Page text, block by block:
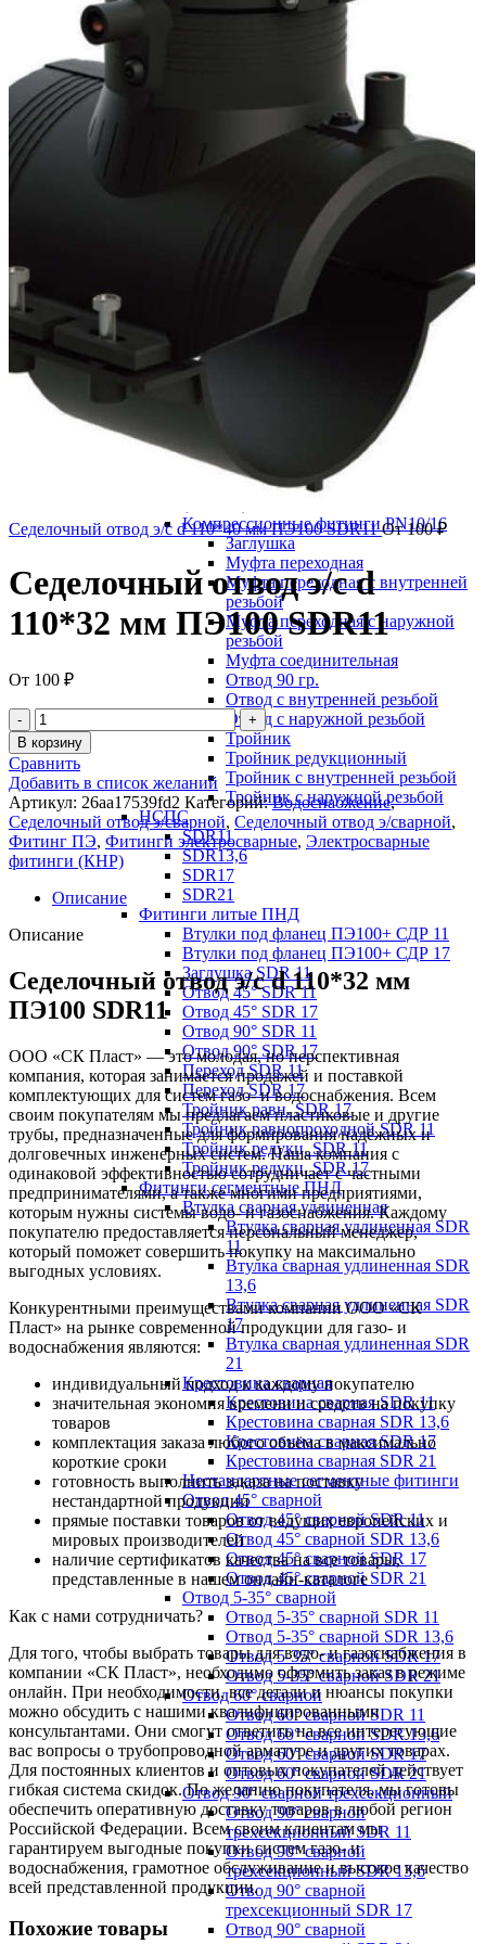
Муфта ДРК для ПЭ труб
Муфта ДРК универсальная
Седелки фланцевые
Соединительная муфта ПФРК
Муфта ПФРК для ПЭ труб
Муфта ПФРК удлинённая
Муфта ПФРК универсальная
Трубы ПНД (ПЭ) напорные/безнапорные
Безнапорные трубы (Корсис)
Муфты для безнапорных труб ПНД
Трубы КОРСИС гофрированные для
Фитинги для безнапорных труб ПНД
Напорные трубы
Трубы SDR 11 ( 16 атмосфер )
Трубы SDR 13,6 ( 12 атмосфер )
Трубы SDR 17 ( 10 атмосфер )
Трубы SDR 21 ( 8 атмосфер )
Трубы SDR 26 (6 атмосфер )
Фитинг ПЭ
Компрессионные фитинги
Компрессионные фитинги "Astore"
Компрессионные фитинги PN10/16
Заглушка
Муфта переходная
Муфта переходная с внутренней
резьбой
Муфта переходная с наружной
резьбой
Муфта соединительная
Отвод 90 гр.
Отвод с внутренней резьбой
Отвод с наружной резьбой
Тройник
Тройник редукционный
Тройник с внутренней резьбой
Тройник с наружной резьбой
НСПС
SDR11
SDR13,6
SDR17
SDR21
Фитинги литые ПНД
Втулки под фланец ПЭ100+ СДР 11
Втулки под фланец ПЭ100+ СДР 17
Заглушка SDR 11
Отвод 45° SDR 11
Отвод 45° SDR 17
Отвод 90° SDR 11
Отвод 90° SDR 17
Переход SDR 11
Переход SDR 17
Тройник равн. SDR 17
Тройник равнопроходной SDR 11
Тройник редукц. SDR 11
Тройник редукц. SDR 17
Фитинги сегментные ПНД
Втулка сварная удлиненная
Втулка сварная удлиненная SDR
11
Втулка сварная удлиненная SDR
13,6
Втулка сварная удлиненная SDR
17
Втулка сварная удлиненная SDR
21
Крестовина сварная
Крестовина сварная SDR 11
Крестовина сварная SDR 13,6
Крестовина сварная SDR 17
Крестовина сварная SDR 21
Нестандартные сегментные фитинги
Отвод 45° сварной
Отвод 45° сварной SDR 11
Отвод 45° сварной SDR 13,6
Отвод 45° сварной SDR 17
Отвод 45° сварной SDR 21
Отвод 5-35° сварной
Отвод 5-35° сварной SDR 11
Отвод 5-35° сварной SDR 13,6
Отвод 5-35° сварной SDR 17
Отвод 5-35° сварной SDR 21
Отвод 60° сварной
Отвод 60° сварной SDR 11
Отвод 60° сварной SDR 13,6
Отвод 60° сварной SDR 17
Отвод 60° сварной SDR 21
Отвод 90° сварной трехсекционный
Отвод 90° сварной
трехсекционный SDR 11
Отвод 90° сварной
трехсекционный SDR 13,6
Отвод 90° сварной
трехсекционный SDR 17
Отвод 90° сварной
Седелочный отвод э/с d 110*40 мм ПЭ100 SDR11От100₽
Седелочный отвод э/с d
110*32 мм ПЭ100 SDR11
От 100 ₽
В корзину
Сравнить
Добавить в список желаний
Артикул: 26aa17539fd2 Категорий: Водоснабжение,
Седелочный отвод э/сварной, Седелочный отвод э/сварной,
Фитинг ПЭ, Фитинги электросварные, Электросварные
фитинги (КНР)
Описание
Описание
Седелочный отвод э/с d 110*32 мм
ПЭ100 SDR11
ООО «СК Пласт» — это молодая, но перспективная
компания, которая занимается продажей и поставкой
комплектующих для систем газо- и водоснабжения. Всем
своим покупателям мы предлагаем пластиковые и другие
трубы, предназначенные для формирования надёжных и
долговечных инженерных систем. Наша компания с
одинаковой эффективностью сотрудничает с частными
предпринимателями, а также многими предприятиями,
которым нужны системы водо- и газоснабжения. Каждому
покупателю предоставляется персональный менеджер,
который поможет совершить покупку на максимально
выгодных условиях.
Конкурентными преимуществами компании ООО «СК
Пласт» на рынке современной продукции для газо- и
водоснабжения являются:
индивидуальный подход к каждому покупателю
значительная экономия времени и средств на покупку
товаров
комплектация заказа любого объёма в максимально
короткие сроки
готовность выполнить заказа на поставку
нестандартной продукции
прямые поставки товаров от ведущих европейских и
мировых производителей
наличие сертификатов качества на все товары,
представленные в нашем онлайн-каталоге
Как с нами сотрудничать?
Для того, чтобы выбрать товары для водо- и газоснабжения в
компании «СК Пласт», необходимо оформить заказ в режиме
онлайн. При необходимости, все детали и нюансы покупки
можно обсудить с нашими квалифицированными
консультантами. Они смогут ответить на все интересующие
вас вопросы о трубопроводной арматуре и других товарах.
Для постоянных клиентов и оптовых покупателей действует
гибкая система скидок. По желанию покупателя, мы готовы
обеспечить оперативную доставку товаров в любой регион
Российской Федерации. Всем своим клиентам мы
гарантируем выгодные покупки систем газо- и
водоснабжения, грамотное обслуживание и высокое качество
всей представленной продукции.
Похожие товары